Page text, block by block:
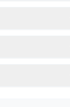
yên tâm sử dụng trong
chính với thủ tục duyệt
trong 30 ngày đầu